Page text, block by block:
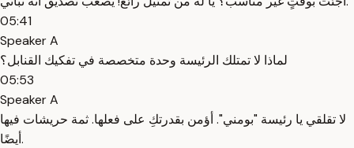
05:41
Speaker A
لماذا لا تمتلك الرئيسة وحدة متخصصة في تفكيك القنابل؟
05:53
Speaker A
لا تقلقي يا رئيسة "بومني". أؤمن بقدرتكِ على فعلها. ثمة حريشات فيها
أيضًا.